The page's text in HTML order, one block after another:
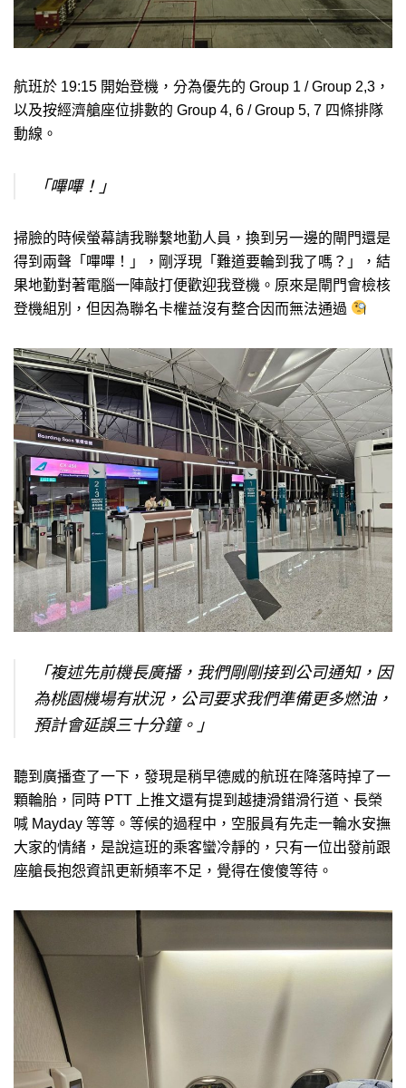
航班於 19:15 開始登機，分為優先的 Group 1 / Group 2,3，
以及按經濟艙座位排數的 Group 4, 6 / Group 5, 7 四條排隊
動線。
「嗶嗶！」
掃臉的時候螢幕請我聯繫地勤人員，換到另一邊的閘門還是
得到兩聲「嗶嗶！」，剛浮現「難道要輪到我了嗎？」，結
果地勤對著電腦一陣敲打便歡迎我登機。原來是閘門會檢核
登機組別，但因為聯名卡權益沒有整合因而無法通過
「複述先前機長廣播，我們剛剛接到公司通知，因
為桃園機場有狀況，公司要求我們準備更多燃油，
預計會延誤三十分鐘。」
聽到廣播查了一下，發現是稍早德威的航班在降落時掉了一
顆輪胎，同時 PTT 上推文還有提到越捷滑錯滑行道、長榮
喊 Mayday 等等。等候的過程中，空服員有先走一輪水安撫
大家的情緒，是說這班的乘客蠻冷靜的，只有一位出發前跟
座艙長抱怨資訊更新頻率不足，覺得在傻傻等待。